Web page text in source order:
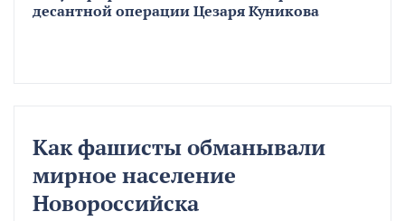
десантной операции Цезаря Куникова
Как фашисты обманывали
мирное население
Новороссийска